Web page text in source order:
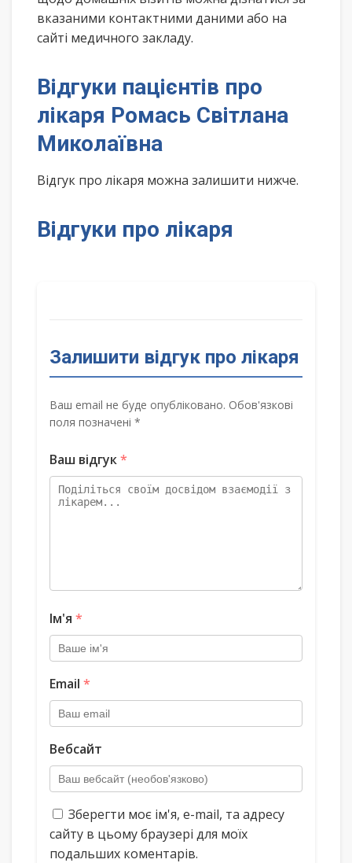
вказаними контактними даними або на
сайті медичного закладу.
Відгуки пацієнтів про
лікаря Ромась Світлана
Миколаївна
Відгук про лікаря можна залишити нижче.
Відгуки про лікаря
Залишити відгук про лікаря
Ваш email не буде опубліковано. Обов'язкові
поля позначені *
Ваш відгук*
Ім'я *
Email *
Вебсайт
Зберегти моє ім'я, e-mail, та адресу
сайту в цьому браузері для моїх
подальших коментарів.